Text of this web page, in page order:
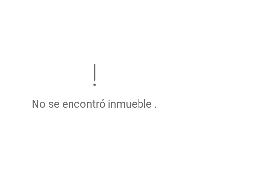
No se encontró inmueble .